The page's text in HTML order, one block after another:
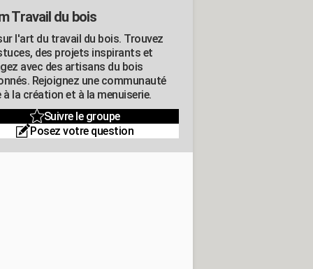
Travail du bois
l'art du travail du bois. Trouvez
des projets inspirants et
avec des artisans du bois
Rejoignez une communauté
à la création et à la menuiserie.
Suivre le groupe
Posez votre question